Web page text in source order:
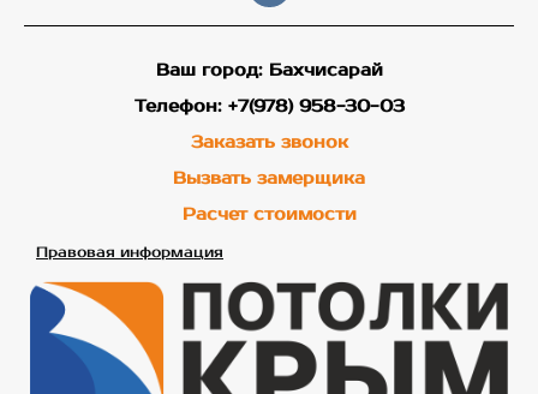
Ваш город: Бахчисарай
Телефон: +7(978) 958-30-03
Заказать звонок
Вызвать замерщика
Расчет стоимости
Правовая информация